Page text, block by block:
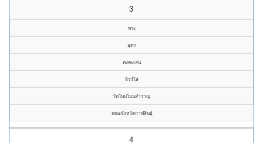
3
พระ
อุดร
คงคะเสน
จิรวํโส
วัดใหม่โนนสำราญ
คณะจังหวัดกาฬสินธุ์
4